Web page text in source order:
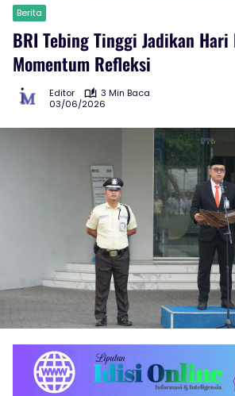
Berita
BRI Tebing Tinggi Jadikan Hari
Momentum Refleksi
Editor
3 Min Baca
03/06/2026